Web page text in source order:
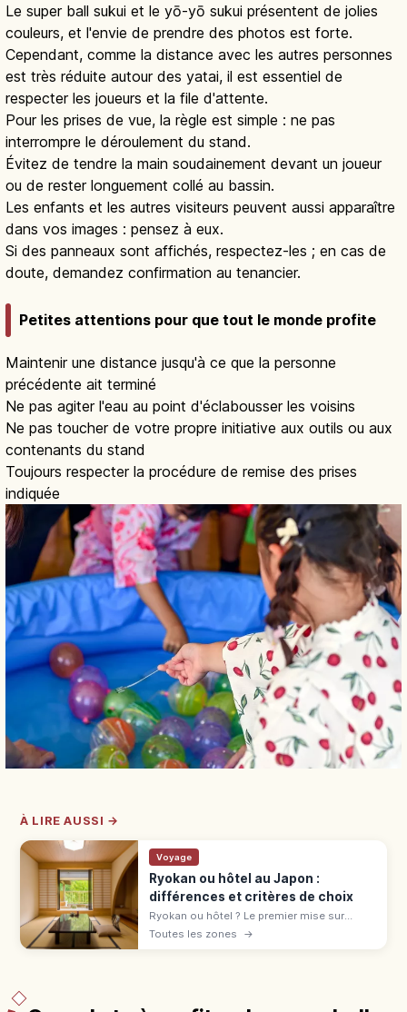
Le super ball sukui et le yō-yō sukui présentent de jolies
couleurs, et l'envie de prendre des photos est forte.
Cependant, comme la distance avec les autres personnes
est très réduite autour des yatai, il est essentiel de
respecter les joueurs et la file d'attente.
Pour les prises de vue, la règle est simple : ne pas
interrompre le déroulement du stand.
Évitez de tendre la main soudainement devant un joueur
ou de rester longuement collé au bassin.
Les enfants et les autres visiteurs peuvent aussi apparaître
dans vos images : pensez à eux.
Si des panneaux sont affichés, respectez-les ; en cas de
doute, demandez confirmation au tenancier.
Petites attentions pour que tout le monde profite
Maintenir une distance jusqu'à ce que la personne
précédente ait terminé
Ne pas agiter l'eau au point d'éclabousser les voisins
Ne pas toucher de votre propre initiative aux outils ou aux
contenants du stand
Toujours respecter la procédure de remise des prises
indiquée
À LIRE AUSSI →
Voyage
Ryokan ou hôtel au Japon :
différences et critères de choix
Ryokan ou hôtel ? Le premier mise sur
l'omotenashi : tatami, onsen, yukata,
Toutes les zones →